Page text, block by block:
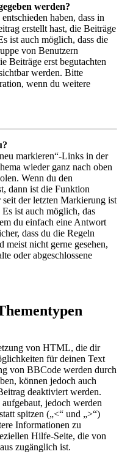
werden?
haben, dass in
erstellt hast, die Beiträge
ist auch möglich, dass die
von Benutzern
Beiträge erst begutachten
werden. Bitte
wenn du weitere
markieren“-Links in der
wieder ganz nach oben
Wenn du den
dann ist die Funktion
der letzten Markierung ist
ist auch möglich, das
du einfach eine Antwort
dass du die Regeln
meist nicht gerne gesehen,
oder abgeschlossene
von HTML, die dir
für deinen Text
von BBCode werden durch
können jedoch auch
deaktiviert werden.
jedoch werden
spitzen („<“ und „>“)
Informationen zu
Hilfe-Seite, die von
zugänglich ist.